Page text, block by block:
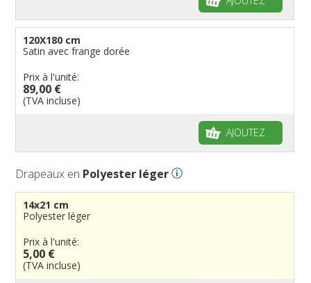
120X180 cm
Satin avec frange dorée
Prix à l'unité:
89,00 €
(TVA incluse)
AJOUTEZ
Drapeaux en Polyester léger
14x21 cm
Polyester léger
Prix à l'unité:
5,00 €
(TVA incluse)